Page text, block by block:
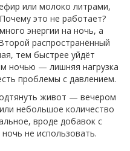
или молоко литрами,
это не работает?
энергии на ночь, а
распространённый
тем быстрее уйдёт
ночью — лишняя нагрузка
проблемы с давлением.
живот — вечером
небольшое количество
вроде добавок с
не использовать.